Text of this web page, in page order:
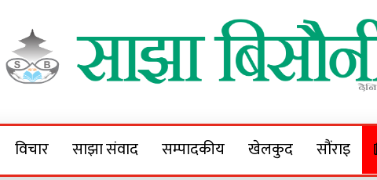
Sajha Bisaunee
विचार साझा संवाद सम्पादकीय खेलकुद सौंराइ